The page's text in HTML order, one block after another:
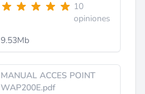
10
opiniones
9.53Mb
MANUAL ACCES POINT
WAP200E.pdf